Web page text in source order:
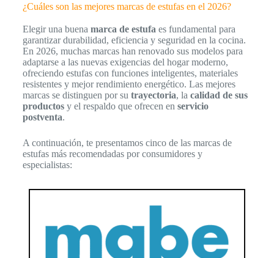
¿Cuáles son las mejores marcas de estufas en el 2026?
Elegir una buena marca de estufaes fundamental para
garantizar durabilidad, eficiencia y seguridad en la cocina.
En 2026, muchas marcas han renovado sus modelos para
adaptarse a las nuevas exigencias del hogar moderno,
ofreciendo estufas con funciones inteligentes, materiales
resistentes y mejor rendimiento energético. Las mejores
marcas se distinguen por su trayectoria, lacalidad de sus
productosy el respaldo que ofrecen en servicio
postventa.
A continuación, te presentamos cinco de las marcas de
estufas más recomendadas por consumidores y
especialistas: